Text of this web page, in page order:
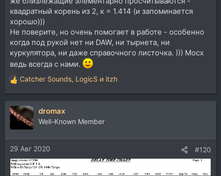
квадратный корень из 2, к = 1.414 (и запоминается
хорошо)))
Не поверите, но очень помогает в работе - особенно
когда под рукой нет ни DAW, ни тырнета, ни
куркулятора, ни даже справочного листочка. ))) Мосх
ведь всегда с нами.
Р
е
а
к
ц
и
и
:
Catcher Sounds, LogicS и itzh
dromax
Well-Known Member
29 Авг 2020 #120